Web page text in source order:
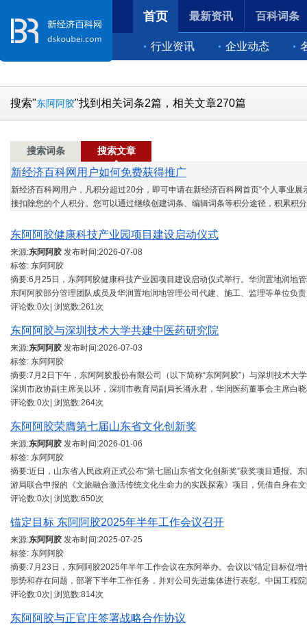
首页
行业资讯 企业动态
最新资讯 百科词条
搜索"东阿阿胶"找到相关词条2篇，相关文章270篇
搜索词条 搜索文章
新经济百科网用户如何免费获得推广
新经济百科网用户，凡积分超过20分，即可申请在新经济百科网首页“个人事业
接扣除您的个人积分。您可以通过继续创建词条、编辑词条等积分途径，积累积
东阿阿胶健康科技产业园项目建设启动仪式
来源:东阿阿胶 发布时间:2026-07-08
标签: 东阿阿胶
摘要:6月25日，东阿阿胶健康科技产业园项目建设启动仪式举行。华润置地润地
东阿阿胶部分管理团队成员及华润置地润地管理公司代建、施工、监理等单位负
评论数:0次| 浏览数:261次
东阿阿胶与深圳技术大学共建中医药研究院
来源:东阿阿胶 发布时间:2026-07-03
标签: 东阿阿胶
摘要:7月2日下午，东阿阿胶股份有限公司（以下简称“东阿阿胶”）与深圳技术大
深圳市政协副主席吴以环，深圳市教育局副局长潘永君，华润医药董事会主席白
评论数:0次| 浏览数:264次
东阿阿胶荣膺第七届山东省文化创新奖
来源:东阿阿胶 发布时间:2026-01-06
标签: 东阿阿胶
摘要:近日，山东省人民政府正式公布“第七届山东省文化创新奖”获奖项目通报。
游局联合申报的《文旅融合激活传统文化生命力的实践探索》项目，凭借自身在文
评论数:0次| 浏览数:650次
锚定目标 东阿阿胶2025年半年工作会议召开
来源:东阿阿胶 发布时间:2025-07-25
标签: 东阿阿胶
摘要:7月23日，东阿阿胶2025年半年工作会议在东阿举办。会议以“锚定目标促
形势和存在问题，部署下半年工作任务，并对公司先进集体进行表彰。中国工程
评论数:0次| 浏览数:814次
东阿阿胶与正官庄签署战略合作协议